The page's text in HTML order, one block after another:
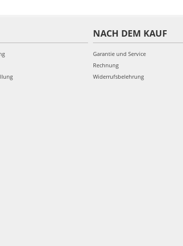
NACH DEM KAUF
Garantie und Service
Rechnung
Widerrufsbelehrung